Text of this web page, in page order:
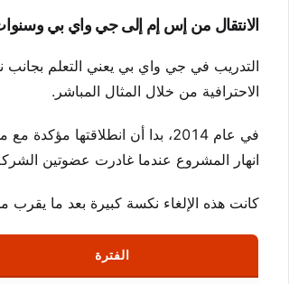
الانتقال من إس إم إلى جي واي بي
التدريب في جي واي بي يعني التعلم
الاحترافية من خلال المثال المباشر.
انهار المشروع عندما غادرت عضوتين
كانت هذه الإلغاء نكسة كبيرة بعد ما
الفترة